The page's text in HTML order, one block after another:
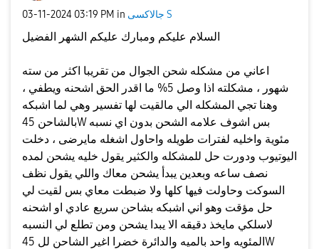
‎03-11-2024 03:19 PM in جالاكسى S
السلام عليكم ومبارك عليكم الشهر الفضيل
اعاني من مشكله شحن الجوال من تقريبا اكثر من سته
شهور ، مشكلته اذا وصل 5% ما اقدر الحق اشحنه ويطفي ،
وهنا تجي المشكله الي مالقيت لها تفسير وهي لما اشبكه
بالشاحن 45W بس اشوف علامه الشحن بدون اي نسبه
مئوية واخليه لفترات طويله واحاول اشغله مايرضى ، دخلت
اليوتيوب ودورت حل للمشكله والكثير يقول خليه يشحن لمده
نصف ساعه وبعدين يبدأ يشحن معاك واللي يقول نظف
السوكت وحاولت فيها كلها ولا ضبطت معاي بس لقيت لي
حل مؤقت وهو اني اشبكه بشاحن سريع عادي او اشحنه
لاسلكي مايخذ دقيقه الا يبدا يشحن ومن تطلع لي النسبه
المئويه واحد بالميه والدائرة خضرا اغير الشاحن لل 45W